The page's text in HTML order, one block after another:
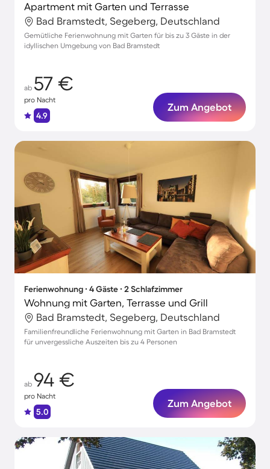
Apartment mit Garten und Terrasse
Bad Bramstedt, Segeberg, Deutschland
Gemütliche Ferienwohnung mit Garten für bis zu 3 Gäste in der
idyllischen Umgebung von Bad Bramstedt
ab 57 €
pro Nacht
4.9
Zum Angebot
Ferienwohnung ∙ 4 Gäste ∙ 2 Schlafzimmer
Wohnung mit Garten, Terrasse und Grill
Bad Bramstedt, Segeberg, Deutschland
Familienfreundliche Ferienwohnung mit Garten in Bad Bramstedt
für unvergessliche Auszeiten bis zu 4 Personen
ab 94 €
pro Nacht
5.0
Zum Angebot